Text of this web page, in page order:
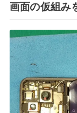
画面の仮組み